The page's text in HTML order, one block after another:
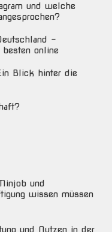
und welche
–
online
Blick hinter die
und
wissen müssen
und Nutzen in der